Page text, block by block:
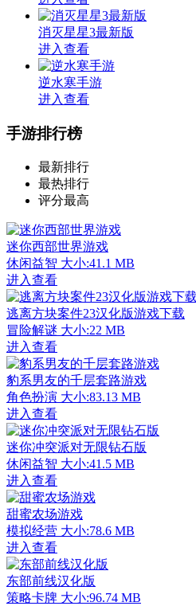
消灭星星3最新版
进入查看
逆水寒手游
进入查看
手游排行榜
最新排行
最热排行
评分最高
迷你西部世界游戏
休闲益智 大小:41.1 MB
进入查看
逃离方块案件23汉化版游戏下载
冒险解谜 大小:22 MB
进入查看
豹系男友的千层套路游戏
角色扮演 大小:83.13 MB
进入查看
迷你冲突派对无限钻石版
休闲益智 大小:41.5 MB
进入查看
甜蜜农场游戏
模拟经营 大小:78.6 MB
进入查看
东部前线汉化版
策略卡牌 大小:96.74 MB